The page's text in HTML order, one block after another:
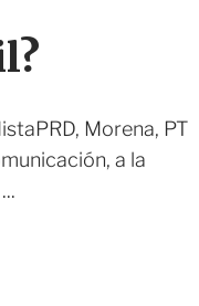
Morena, PT
a la